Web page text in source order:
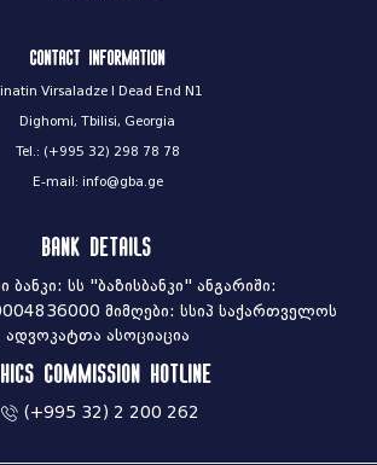
Contact information
Virsaladze I Dead End N1
Dighomi, Tbilisi, Georgia
Tel.: (+995 32) 298 78 78
E-mail: info@gba.ge
Bank Details
ბანკი: სს "ბაზისბანკი" ანგარიში:
მიმღები: სსიპ საქართველოს
ადვოკატთა ასოციაცია
commission hotline
(+995 32) 2 200 262